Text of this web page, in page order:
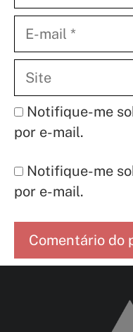
mail
Notifique-me
por e-mail.
Notifique-me
por e-mail.